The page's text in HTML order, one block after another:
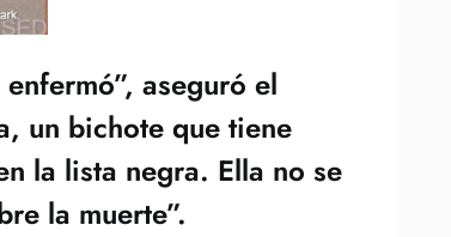
aseguró el
un bichote que tiene
la lista negra. Ella no se
la muerte”.